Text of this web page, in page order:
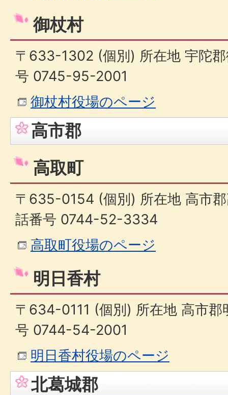
御杖村
〒633-1302 (個別) 所在地 宇陀
号 0745-95-2001
御杖村役場のページ
高市郡
高取町
〒635-0154 (個別) 所在地 高市
話番号 0744-52-3334
高取町役場のページ
明日香村
〒634-0111 (個別) 所在地 高市
号 0744-54-2001
明日香村役場のページ
北葛城郡